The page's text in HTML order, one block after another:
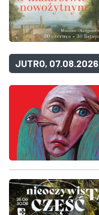
JUTRO, 07.08.2026